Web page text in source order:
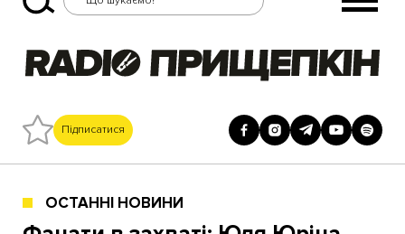
Підписатися
ОСТАННІ НОВИНИ